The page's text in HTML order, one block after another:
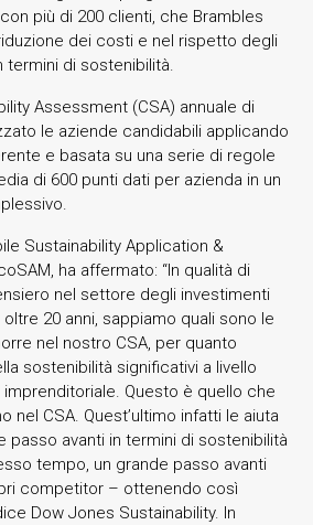
più di 200 clienti, che Brambles
dei costi e nel rispetto degli
termini di sostenibilità.
Assessment (CSA) annuale di
le aziende candidabili applicando
e basata su una serie di regole
di 600 punti dati per azienda in un
Sustainability Application &
ha affermato: “In qualità di
nel settore degli investimenti
20 anni, sappiamo quali sono le
nel nostro CSA, per quanto
sostenibilità significativi a livello
Questo è quello che
nel CSA. Quest’ultimo infatti le aiuta
passo avanti in termini di sostenibilità
tempo, un grande passo avanti
competitor – ottenendo così
Dow Jones Sustainability. In